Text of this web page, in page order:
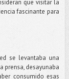
que visitar la
fascinante para
se levantaba una
prensa, desayunaba
consumido esas